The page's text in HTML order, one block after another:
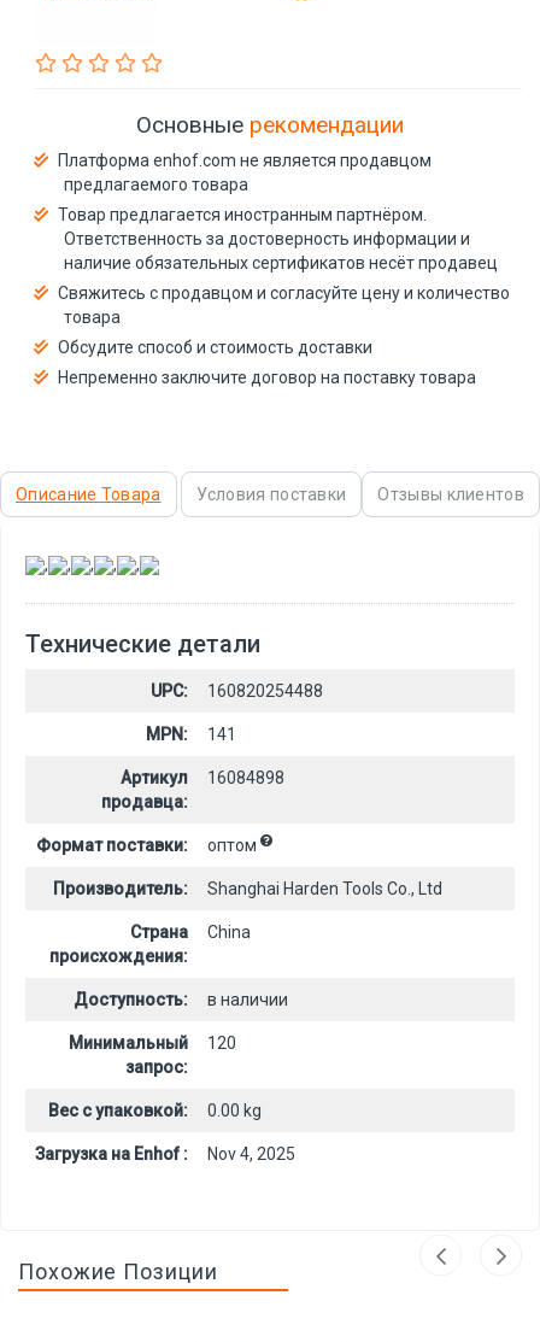
Основные рекомендации
Платформа enhof.com не является продавцом
предлагаемого товара
Товар предлагается иностранным партнёром.
Ответственность за достоверность информации и
наличие обязательных сертификатов несёт продавец
Свяжитесь с продавцом и согласуйте цену и количество
товара
Обсудите способ и стоимость доставки
Непременно заключите договор на поставку товара
Описание Товара Условия поставки Отзывы клиентов
, , , , ,
Технические детали
UPC: 160820254488
MPN: 141
Артикул
продавца:
16084898
Формат поставки: оптом
Производитель: Shanghai Harden Tools Co., Ltd
Страна
происхождения:
China
Доступность: в наличии
Минимальный
запрос:
120
Вес с упаковкой: 0.00 kg
Загрузка на Enhof : Nov 4, 2025
Похожие Позиции